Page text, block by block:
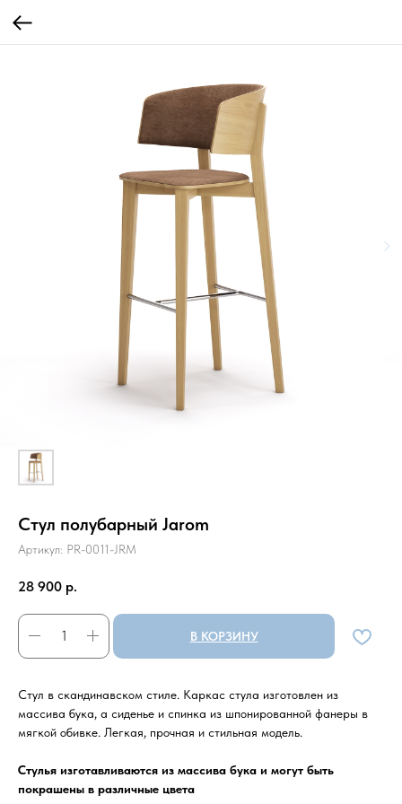
Стул полубарный Jarom
Артикул: PR-0011-JRM
28 900 р.
В КОРЗИНУ
Стул в скандинавском стиле. Каркас стула изготовлен из
массива бука, а сиденье и спинка из шпонированной фанеры в
мягкой обивке. Легкая, прочная и стильная модель.
Стулья изготавливаются из массива бука и могут быть
покрашены в различные цвета